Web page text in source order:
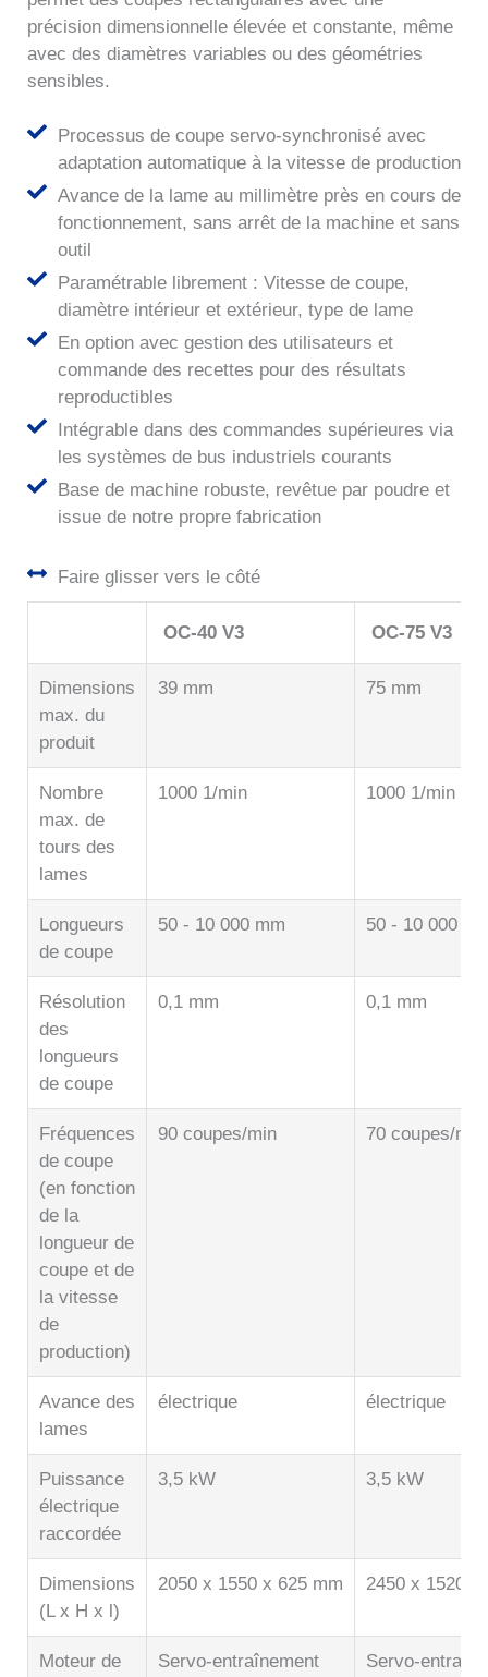
précision dimensionnelle élevée et constante, même
avec des diamètres variables ou des géométries
sensibles.
Processus de coupe servo-synchronisé avec
adaptation automatique à la vitesse de production
Avance de la lame au millimètre près en cours de
fonctionnement, sans arrêt de la machine et sans
outil
Paramétrable librement : Vitesse de coupe,
diamètre intérieur et extérieur, type de lame
En option avec gestion des utilisateurs et
commande des recettes pour des résultats
reproductibles
Intégrable dans des commandes supérieures via
les systèmes de bus industriels courants
Base de machine robuste, revêtue par poudre et
issue de notre propre fabrication
Faire glisser vers le côté
OC-40 V3 OC-75 V3
Dimensions
max. du
produit
39 mm 75 mm
Nombre
max. de
tours des
lames
1000 1/min 1000 1/min
Longueurs
de coupe
50 - 10 000 mm 50 - 10 000
Résolution
des
longueurs
de coupe
0,1 mm 0,1 mm
Fréquences
de coupe
(en fonction
de la
longueur de
coupe et de
la vitesse
de
production)
90 coupes/min 70 coupes/min
Avance des
lames
électrique électrique
Puissance
électrique
raccordée
3,5 kW 3,5 kW
Dimensions
(L x H x l)
2050 x 1550 x 625 mm 2450 x 1520 x
Moteur de
Servo-entraînement Servo-